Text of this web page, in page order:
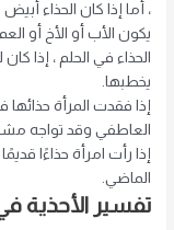
، أما إذا كان الحذاء
يكون الأب أو الأخ أو
الحذاء في الحلم ، إذا
يخطبها.
إذا فقدت المرأة
العاطفي وقد تواجه
إذا رأت امرأة حذاءًا
الماضي.
تفسير الأحذية